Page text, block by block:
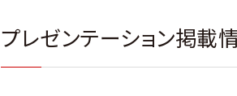
プレゼンテーション掲載